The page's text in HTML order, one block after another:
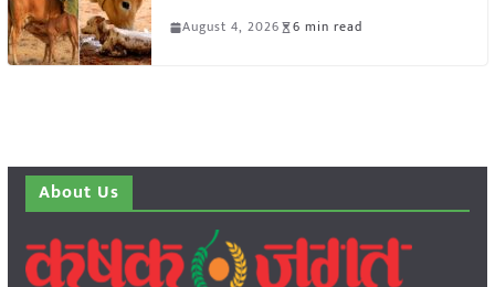
August 4, 2026 6 min read
About Us